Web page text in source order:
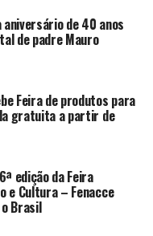
aniversário de 40 anos
de padre Mauro
Feira de produtos para
gratuita a partir de
edição da Feira
e Cultura – Fenacce
Brasil